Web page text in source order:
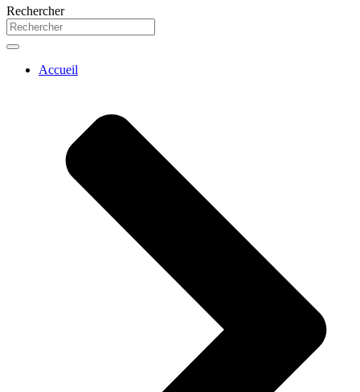
Rechercher
Accueil